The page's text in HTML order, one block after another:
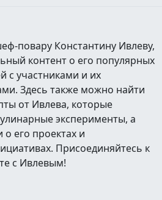
повару Константину Ивлеву,
контент о его популярных
с участниками и их
Здесь также можно найти
от Ивлева, которые
эксперименты, а
его проектах и
Присоединяйтесь к
с Ивлевым!